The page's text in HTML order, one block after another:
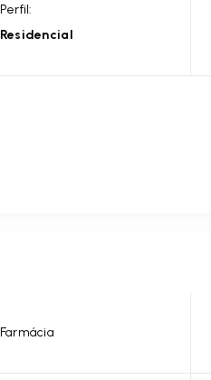
Perfil:
Residencial
Farmácia